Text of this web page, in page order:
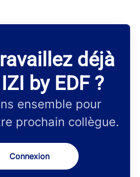
déjà
by EDF ?
ensemble pour
prochain collègue.
Connexion